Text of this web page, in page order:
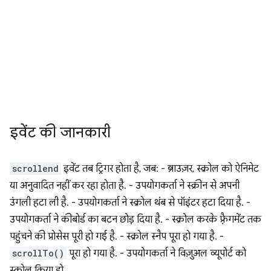
इवेंट की जानकारी
scrollend इवेंट तब ट्रिगर होता है, जब: - ब्राउज़र, स्क्रोल को ऐनिमेट
या अनुवादित नहीं कर रहा होता है. - उपयोगकर्ता ने स्क्रीन से अपनी
उंगली हटा ली है. - उपयोगकर्ता ने स्क्रोल थंब से पॉइंटर हटा दिया है. -
उपयोगकर्ता ने कीबोर्ड का बटन छोड़ दिया है. - स्क्रोल करके फ़्रैगमेंट तक
पहुंचने की प्रोसेस पूरी हो गई है. - स्क्रोल स्नैप पूरा हो गया है. -
scrollTo() पूरा हो गया है. - उपयोगकर्ता ने विज़ुअल व्यूपोर्ट को